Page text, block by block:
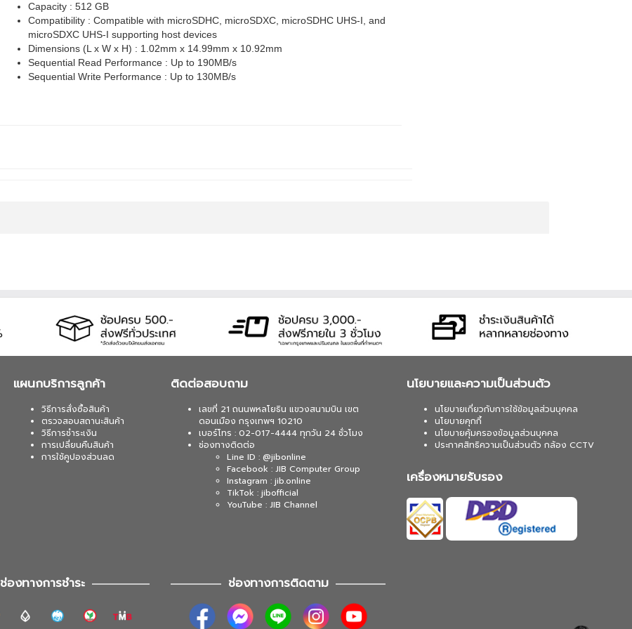
Capacity : 512 GB
Compatibility : Compatible with microSDHC, microSDXC, microSDHC UHS-I, and
microSDXC UHS-I supporting host devices
Dimensions (L x W x H) : 1.02mm x 14.99mm x 10.92mm
Sequential Read Performance : Up to 190MB/s
Sequential Write Performance : Up to 130MB/s
แผนกบริการลูกค้า
วิธีการสั่งซื้อสินค้า
ตรวจสอบสถานะสินค้า
วิธีการชำระเงิน
การเปลี่ยนคืนสินค้า
การใช้คูปองส่วนลด
ติดต่อสอบถาม
เลขที่ 21 ถนนพหลโยธิน แขวงสนามบิน เขต
ดอนเมือง กรุงเทพฯ 10210
เบอร์โทร : 02-017-4444 ทุกวัน 24 ชั่วโมง
ช่องทางติดต่อ
Line ID : @jibonline
Facebook : JIB Computer Group
Instagram : jib.online
TikTok : jibofficial
YouTube : JIB Channel
นโยบายและความเป็นส่วนตัว
นโยบายเกี่ยวกับการใช้ข้อมูลส่วนบุคคล
นโยบายคุกกี้
นโยบายคุ้มครองข้อมูลส่วนบุคคล
ประกาศสิทธิความเป็นส่วนตัว กล้อง CCTV
เครื่องหมายรับรอง
ช่องทางการชำระ ช่องทางการติดตาม